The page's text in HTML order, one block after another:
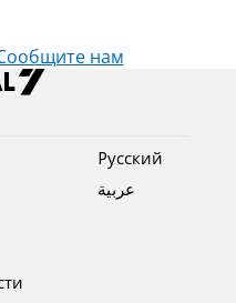
нам
Pусский
عربية